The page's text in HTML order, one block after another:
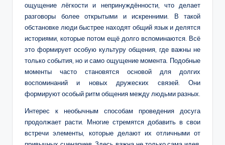
ощущение лёгкости и непринуждённости, что делает
разговоры более открытыми и искренними. В такой
обстановке люди быстрее находят общий язык и делятся
историями, которые потом ещё долго вспоминаются. Всё
это формирует особую культуру общения, где важны не
только события, но и само ощущение момента. Подобные
моменты часто становятся основой для долгих
воспоминаний и новых дружеских связей. Они
формируют особый ритм общения между людьми разных.
Интерес к необычным способам проведения досуга
продолжает расти. Многие стремятся добавить в свои
встречи элементы, которые делают их отличными от